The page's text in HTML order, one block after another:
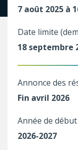
7 août 2025 à
Date limite
18 septembre
Annonce des
Fin avril 2026
Année de
2026-2027